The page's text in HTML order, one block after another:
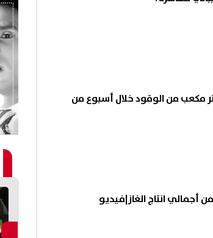
ألف ميجاوات ساعة و3.5 مليون متر مكعب من الوقود خلال أسبوع من